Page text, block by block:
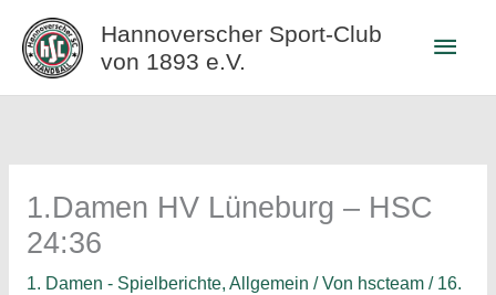
Inhalt
springen
Hannoverscher Sport-Club
von 1893 e.V.
1.Damen HV Lüneburg – HSC
24:36
1. Damen - Spielberichte, Allgemein / Von hscteam / 16.